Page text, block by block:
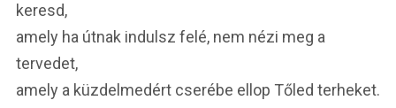
keresd,
amely ha útnak indulsz felé, nem nézi meg a
tervedet,
amely a küzdelmedért cserébe ellop Tőled terheket.